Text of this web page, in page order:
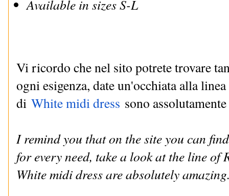
Available in sizes S-L
Vi ricordo che nel sito potrete trovare
ogni esigenza, date un'occhiata alla
di White midi dress sono
I remind you that on the site you can
for every need, take a look at the line of
White midi dress are absolutely